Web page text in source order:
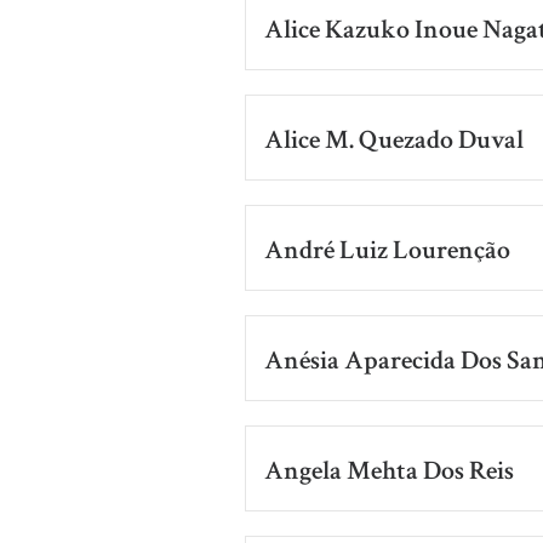
Alice Kazuko Inoue
Alice M. Quezado Duval
André Luiz Lourenção
Anésia Aparecida Dos
Angela Mehta Dos Reis